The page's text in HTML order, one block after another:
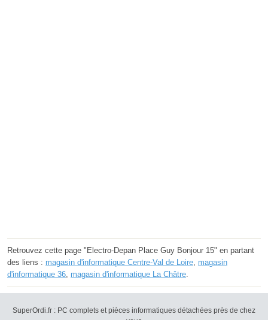
Retrouvez cette page "Electro-Depan Place Guy Bonjour 15" en partant
des liens : magasin d'informatique Centre-Val de Loire, magasin
d'informatique 36, magasin d'informatique La Châtre.
SuperOrdi.fr : PC complets et pièces informatiques détachées près de chez